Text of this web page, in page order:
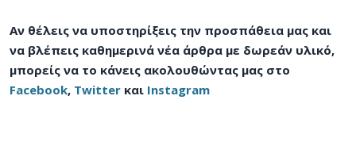
Αν θέλεις να υποστηρίξεις την προσπάθεια μας και
να βλέπεις καθημερινά νέα άρθρα με δωρεάν υλικό,
μπορείς να το κάνεις ακολουθώντας μας στο
Facebook, Twitter και Instagram